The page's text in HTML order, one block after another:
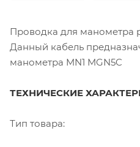
Проводка для манометра
Данный кабель
манометра MN1 MGN5C
ТЕХНИЧЕСКИЕ
Тип товара: